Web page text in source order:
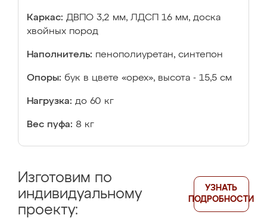
Каркас: ДВПО 3,2 мм, ЛДСП 16 мм, доска
хвойных пород
Наполнитель: пенополиуретан, синтепон
Опоры: бук в цвете «орех», высота - 15,5 см
Нагрузка: до 60 кг
Вес пуфа: 8 кг
Изготовим по
индивидуальному
проекту:
УЗНАТЬ
ПОДРОБНОСТИ